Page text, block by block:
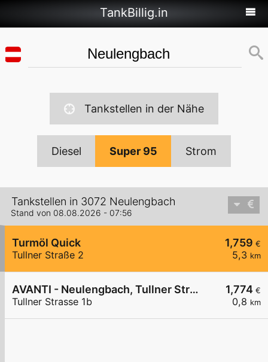
TankBillig.in
Tankstellen in der Nähe
Diesel Super 95 Strom
Tankstellen in 3072 Neulengbach
Stand von 08.08.2026 - 07:56
1,759 €
5,3 km
Turmöl Quick
Tullner Straße 2
1,774 €
0,8 km
AVANTI - Neulengbach, Tullner Straße 1b
Tullner Strasse 1b